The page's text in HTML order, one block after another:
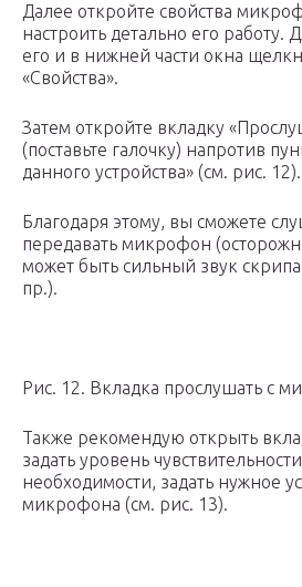
Далее откройте свойства
настроить детально его работу.
его и в нижней части окна
«Свойства».
Затем откройте вкладку
(поставьте галочку) напротив
данного устройства» (см. рис. 12).
Благодаря этому, вы сможете
передавать микрофон
может быть сильный звук
пр.).
Рис. 12. Вкладка прослушать с
Также рекомендую открыть
задать уровень
необходимости, задать нужное
микрофона (см. рис. 13).